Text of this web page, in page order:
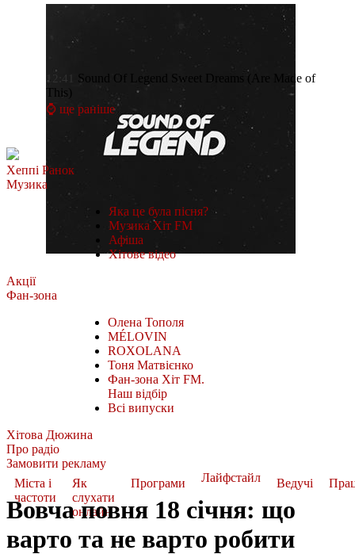
12:41 Sound Of Legend
Sweet Dreams (Are Made of
This)
⌚ ще раніше
Хеппі Ранок
Музика
Яка це була пісня?
Музика Хіт FM
Афіша
Хітове відео
Акції
Фан-зона
Олена Тополя
MÉLOVIN
ROXOLANA
Тоня Матвієнко
Фан-зона Хіт FM.
Наш відбір
Всі випуски
Хітова Дюжина
Про радіо
Замовити рекламу
Міста і
частоти
Як
слухати
онлайн
Програми Лайфстайл Ведучі
Вовча повня 18 січня: що
варто та не варто робити